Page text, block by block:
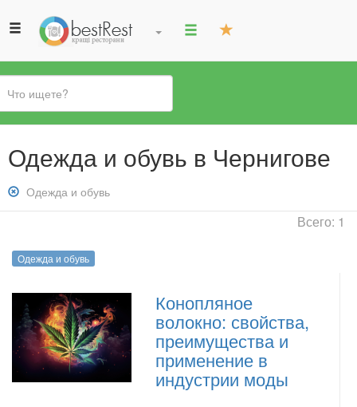
Вы
здесь
Одежда и обувь в Чернигове
Снять
фильтр:
обувь
Одежда и обувь
Всего: 1
Одежда и обувь
Конопляное
волокно: свойства,
преимущества и
применение в
индустрии моды